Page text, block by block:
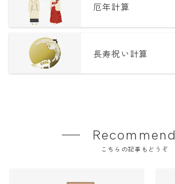
厄年計算
長寿祝い計算
Recommend
こちらの記事もどうぞ